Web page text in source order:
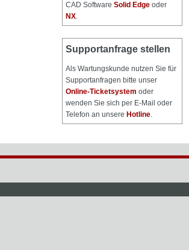
CAD SoftwareSolid Edge oder
NX.
Supportanfrage stellen
Als Wartungskunde nutzen Sie für
Supportanfragen bitte unser
Online-Ticketsystem oder
wenden Sie sich per E-Mail oder
Telefon an unsere Hotline.